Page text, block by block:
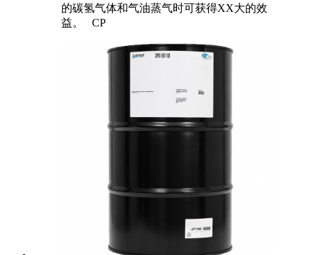
的碳氢气体和气油蒸气时可获得XX大的效
益。 CP